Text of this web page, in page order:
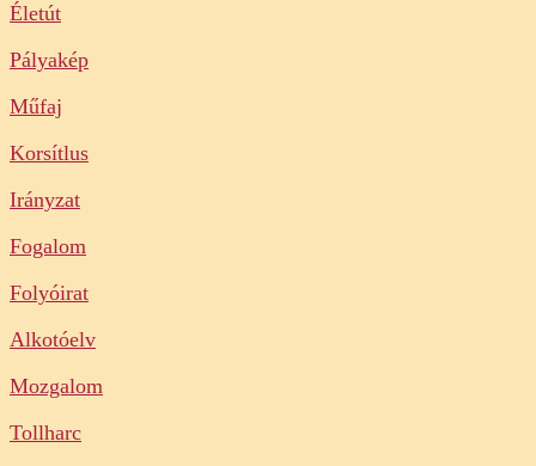
Életút
Pályakép
Műfaj
Korsítlus
Irányzat
Fogalom
Folyóirat
Alkotóelv
Mozgalom
Tollharc